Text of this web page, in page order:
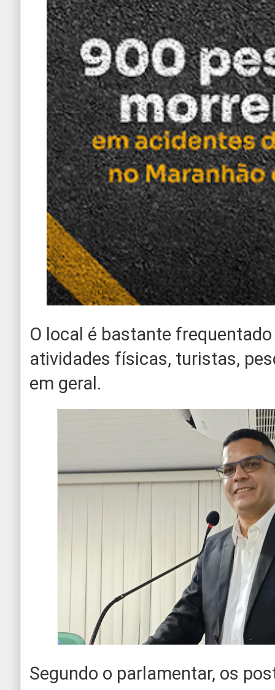
O local é bastante
atividades físicas, turistas,
em geral.
Segundo o parlamentar, os